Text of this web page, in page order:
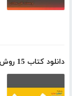
دانلود کتاب 15 روش طراحی کارآمد صفحه اول وب سایت